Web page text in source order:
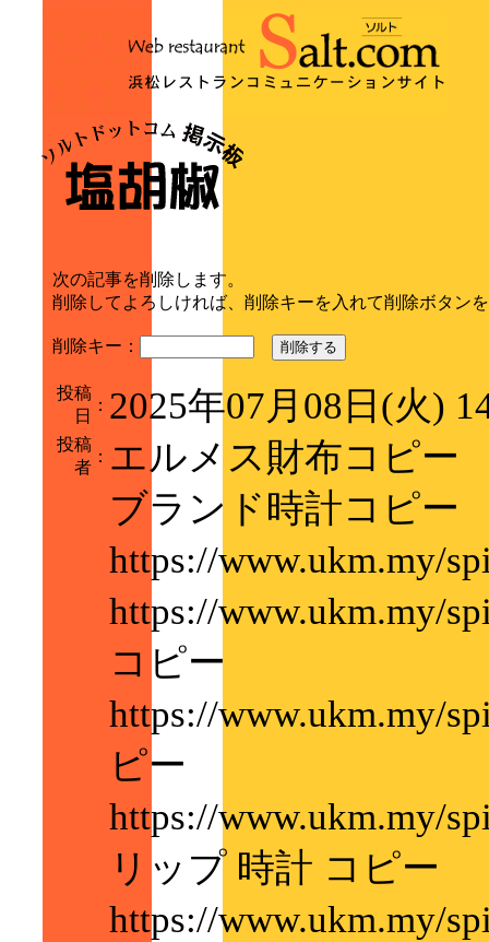
次の記事を削除します。
削除してよろしければ、削除キーを入れて削除ボタン
削除キー： 削除する
投稿
日
： 2025年07月08日(火)
投稿
者
： エルメス財布コピー
ブランド時計コピー
https://www.ukm.my/
https://www.ukm.my/
コピー
https://www.ukm.my/
ピー
https://www.ukm.my/
リップ 時計 コピー
https://www.ukm.my/